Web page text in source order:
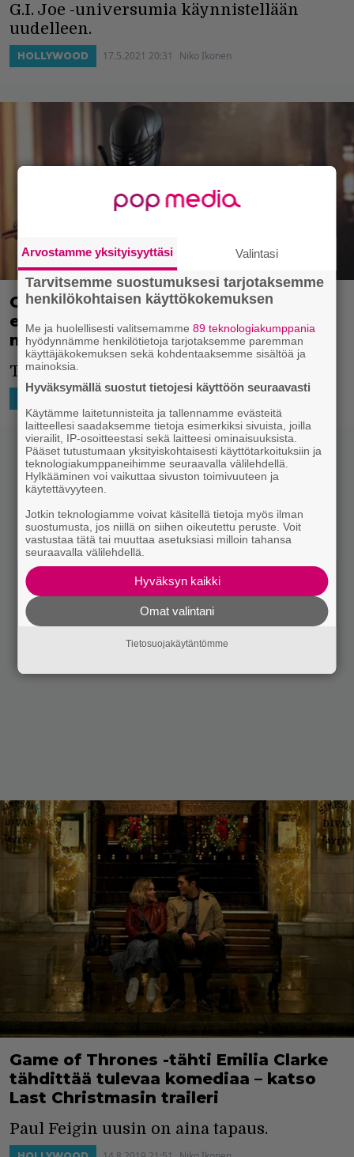
G.I. Joe -universumia käynnistellään
uudelleen.
HOLLYWOOD 17.5.2021 20:31 Niko Ikonen
G.I. Joe -leffa Snake Eyes sai
ensimmäisen trailerin – kohta
mätetään ja kovaa!
Toimintaa, mätkettä, ninjataitoja ja mättöä.
HOLLYWOOD Niko Ikonen
Game of Thrones -tähti Emilia Clarke
tähdittää tulevaa komediaa – katso
Last Christmasin traileri
Paul Feigin uusin on aina tapaus.
Arvostamme yksityisyyttäsi Valintasi
Tarvitsemme suostumuksesi tarjotaksemme
henkilökohtaisen käyttökokemuksen
Me ja huolellisesti valitsemamme89 teknologiakumppania
hyödynnämme henkilötietoja tarjotaksemme paremman
käyttäjäkokemuksen sekä kohdentaaksemme sisältöä ja
mainoksia.
Hyväksymällä suostut tietojesi käyttöön seuraavasti
Käytämme laitetunnisteita ja tallennamme evästeitä
laitteellesi saadaksemme tietoja esimerkiksi sivuista, joilla
vierailit, IP-osoitteestasi sekä laitteesi ominaisuuksista.
Pääset tutustumaan yksityiskohtaisesti käyttötarkoituksiin ja
teknologiakumppaneihimme seuraavalla välilehdellä.
Hylkääminen voi vaikuttaa sivuston toimivuuteen ja
käytettävyyteen.
Jotkin teknologiamme voivat käsitellä tietoja myös ilman
suostumusta, jos niillä on siihen oikeutettu peruste. Voit
vastustaa tätä tai muuttaa asetuksiasi milloin tahansa
seuraavalla välilehdellä.
Hyväksyn kaikki
Omat valintani
Tietosuojakäytäntömme